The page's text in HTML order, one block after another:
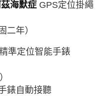
茲海默症 GPS定位掛繩
二年）
準定位智能手錶
錶自動接聽